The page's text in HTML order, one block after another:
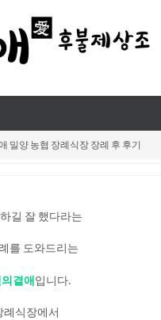
밀양 농협 장례식장 장례 후 후기
길 잘 했다라는
를 도와드리는
곁애입니다.
례식장에서